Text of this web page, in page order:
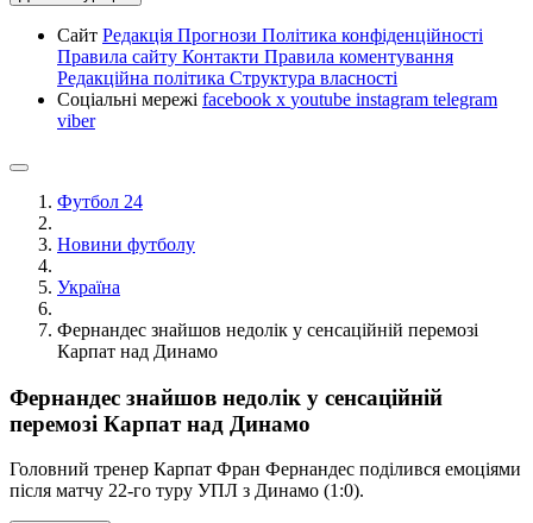
Сайт Редакція Прогнози Політика конфіденційності
Правила сайту Контакти Правила коментування
Редакційна політика Структура власності
Соціальні мережі facebook x youtube instagram telegram
viber
Футбол 24
Новини футболу
Україна
Фернандес знайшов недолік у сенсаційній перемозі
Карпат над Динамо
Фернандес знайшов недолік у сенсаційній
перемозі Карпат над Динамо
Головний тренер Карпат Фран Фернандес поділився емоціями
після матчу 22-го туру УПЛ з Динамо (1:0).